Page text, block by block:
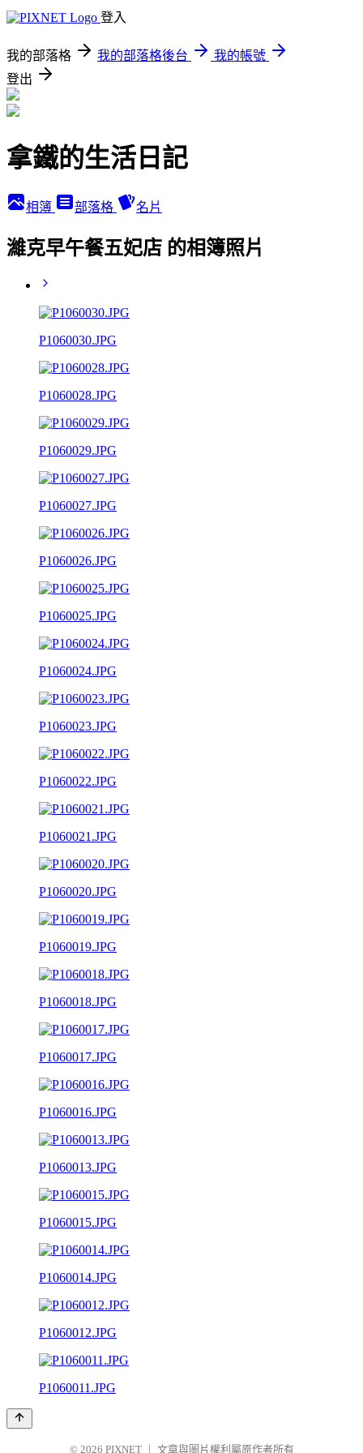
登入
我的部落格 我的部落格後台
我的帳號
登出
拿鐵的生活日記
相簿 部落格 名片
濰克早午餐五妃店 的相簿照片
P1060030.JPG
P1060028.JPG
P1060029.JPG
P1060027.JPG
P1060026.JPG
P1060025.JPG
P1060024.JPG
P1060023.JPG
P1060022.JPG
P1060021.JPG
P1060020.JPG
P1060019.JPG
P1060018.JPG
P1060017.JPG
P1060016.JPG
P1060013.JPG
P1060015.JPG
P1060014.JPG
P1060012.JPG
P1060011.JPG
© 2026 PIXNET 文章與圖片權利屬原作者所有